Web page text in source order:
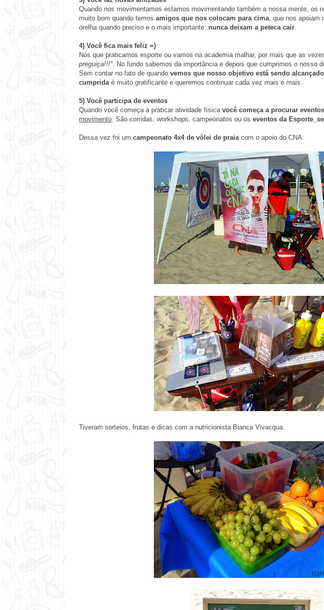
Quando nos movimentamos estamos movimentando também a nossa mente, os
muito bom quando temos amigos que nos colocam para cima, que nos apoiam
orelha quando preciso e o mais importante: nunca deixam a peteca cair.
4) Você fica mais feliz =)
Nós que praticamos esporte ou vamos na academia malhar, por mais que as
preguiça!!!". No fundo sabemos da importância e depois que cumprimos o nosso
Sem contar no fato de quando vemos que nosso objetivo está sendo alcançado
cumprida é muito gratificante e queremos continuar cada vez mais e mais.
5) Você participa de eventos
Quando você começa a praticar atividade física você começa a procurar eventos
movimento. São corridas, workshops, campeonatos ou os eventos da Esporte_se
Dessa vez foi um campeonato 4x4 de vôlei de praia com o apoio do CNA:
Tiveram sorteios, frutas e dicas com a nutricionistaBianca Vivacqua.